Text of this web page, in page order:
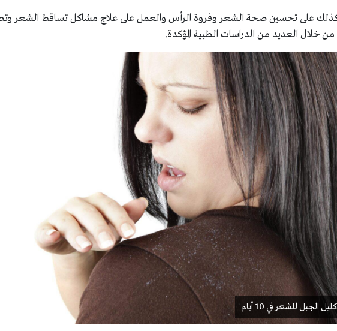
على تحسين صحة الشعر وفروة الرأس والعمل على علاج مشاكل تساقط الشعر
خلال العديد من الدراسات الطبية المؤكدة.
للشعر في 10 أيام